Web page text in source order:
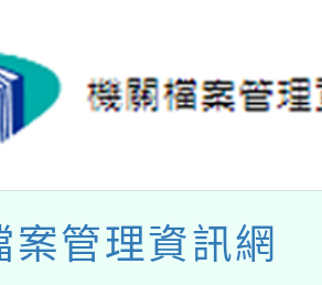
案管理資訊網